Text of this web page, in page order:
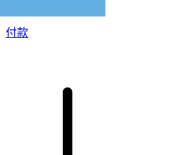
付款